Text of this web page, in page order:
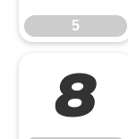
5
8